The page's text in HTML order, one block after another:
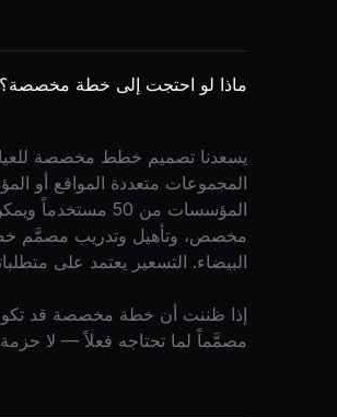
ماذا لو احتجت إلى خطة مخصصة؟
يسعدنا تصميم خطط مخصصة
المجموعات متعددة المواقع أو
المؤسسات من
مخصص، وتأهيل وتدريب مصمَّم
البيضاء. التسعير يعتمد على
إذا ظننت أن خطة مخصصة قد تكون
مصمَّماً لما تحتاجه فعلاً — لا